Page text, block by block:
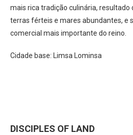
mais rica tradição culinária, resultado
terras férteis e mares abundantes, e
comercial mais importante do reino.
Cidade base: Limsa Lominsa
DISCIPLES OF LAND